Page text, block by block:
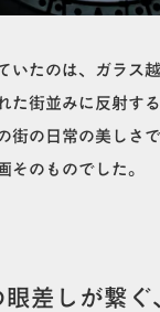
いたのは、ガラス
た街並みに反射す
街の日常の美しさ
そのものでした。
差しが繋ぐ